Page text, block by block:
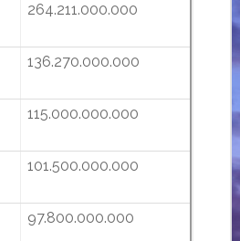
264.211.000.000
136.270.000.000
115.000.000.000
101.500.000.000
97.800.000.000